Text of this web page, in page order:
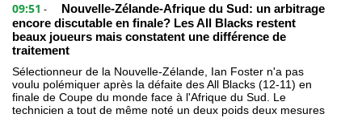
09:51 -
Nouvelle-Zélande-Afrique du Sud: un arbitrage
encore discutable en finale? Les All Blacks restent
beaux joueurs mais constatent une différence de
traitement
Sélectionneur de la Nouvelle-Zélande, Ian Foster n'a pas
voulu polémiquer après la défaite des All Blacks (12-11) en
finale de Coupe du monde face à l'Afrique du Sud. Le
technicien a tout de même noté un deux poids deux mesures